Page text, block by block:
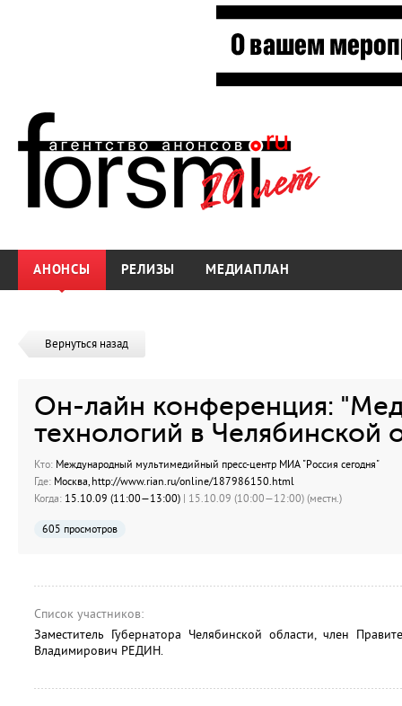
АНОНСЫ РЕЛИЗЫ МЕДИАПЛАН
Вернуться назад
Он-лайн конференция:
технологий в Челябинской
Кто: Международный мультимедийный пресс-центр МИА "Россия сегодня"
Где: Москва, http://www.rian.ru/online/187986150.html
Когда: 15.10.09 (11:00—13:00) | 15.10.09 (10:00—12:00) (местн.)
605 просмотров
Список участников:
Заместитель Губернатора Челябинской области, член
Владимирович РЕДИН.